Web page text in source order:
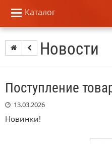
Каталог
Новости
Поступление
13.03.2026
Новинки!